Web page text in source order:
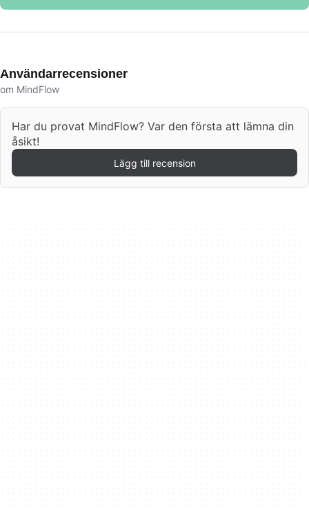
Användarrecensioner
om MindFlow
Har du provat MindFlow? Var den första att lämna din
åsikt!
Lägg till recension